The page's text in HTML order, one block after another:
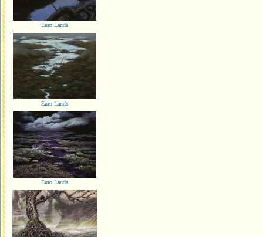
Euro Lands
Euro Lands
Euro Lands